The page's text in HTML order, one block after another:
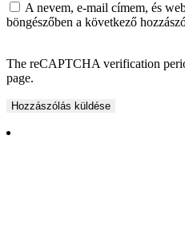
A nevem, e-mail címem, és
böngészőben a következő
The reCAPTCHA verification
page.